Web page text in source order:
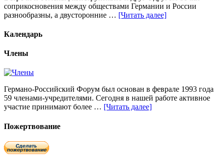
соприкосновения между обществами Германии и России
разнообразны, а двусторонние … [Читать далее]
Календарь
Члены
Германо-Российский Форум был основан в феврале 1993 года
59 членами-учредителями. Сегодня в нашей работе активное
участие принимают более … [Читать далее]
Пожертвование